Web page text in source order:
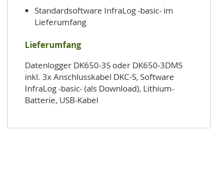
Standardsoftware InfraLog -basic- im
Lieferumfang
Lieferumfang
Datenlogger DK650-3S oder DK650-3DMS
inkl. 3x Anschlusskabel DKC-S, Software
InfraLog -basic- (als Download), Lithium-
Batterie, USB-Kabel